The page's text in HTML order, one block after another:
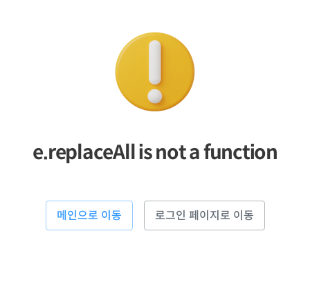
e.replaceAll is not a function
메인으로 이동 로그인 페이지로 이동